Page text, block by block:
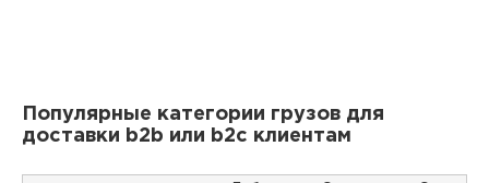
Популярные категории грузов для
доставки b2b или b2c клиентам